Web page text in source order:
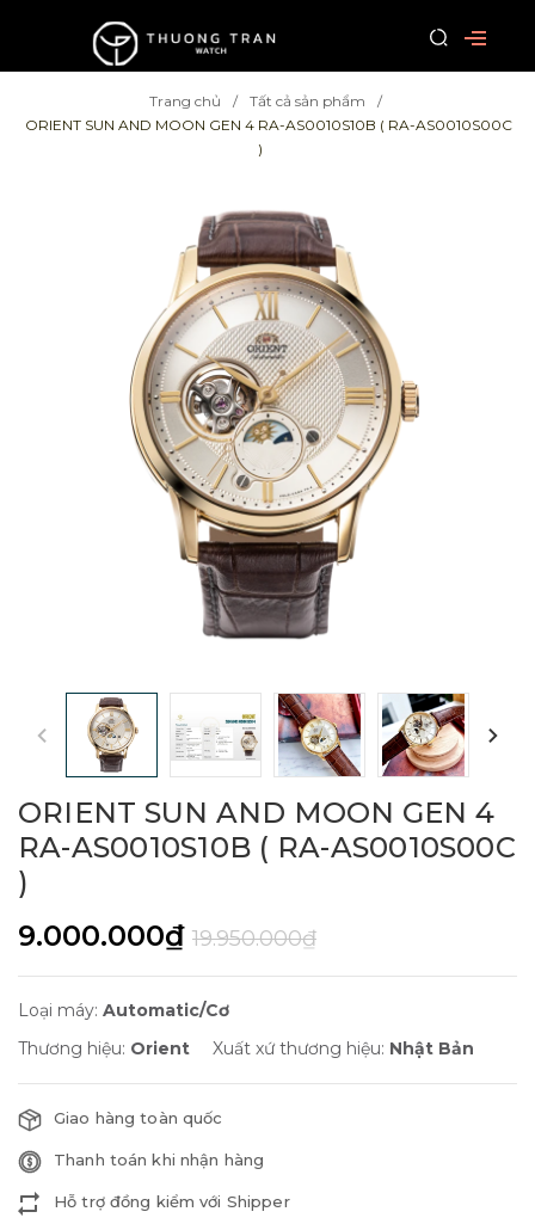
Trang chủ
Tất cả sản phẩm
ORIENT SUN AND MOON GEN 4 RA-AS0010S10B ( RA-AS0010S00C
)
ORIENT SUN AND MOON GEN 4
RA-AS0010S10B ( RA-AS0010S00C
)
9.000.000₫ 19.950.000₫
Loại máy: Automatic/Cơ
Thương hiệu: Orient Xuất xứ thương hiệu: Nhật Bản
Giao hàng toàn quốc
Thanh toán khi nhận hàng
Hỗ trợ đồng kiểm với Shipper